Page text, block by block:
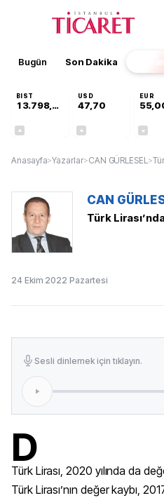
Bugün Son Dakika
BIST
13.798,82
USD
47,70
EUR
Anasayfa>Yazarlar>CAN GÜRLESEL>
CAN
Türk
24 Ekim 2022 Pazartesi
Sesli dinlemek için tıklayın.
D
Türk Lirası, 2020 yılında da
Türk Lirası’nın değer kaybı,